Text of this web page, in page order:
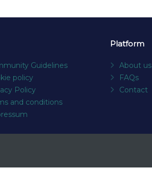
Guidelines
policy
Policy
and conditions
Platform
About us
FAQs
Contact